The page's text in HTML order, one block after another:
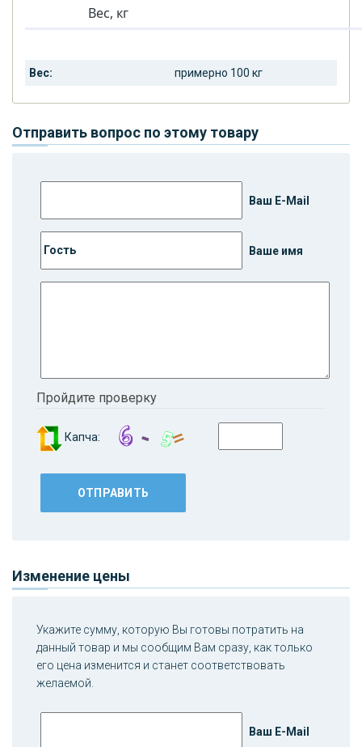
Вес, кг
Вес: примерно 100 кг
Отправить вопрос по этому товару
Ваш E-Mail
Ваше имя
Пройдите проверку
Капча:
Изменение цены
Укажите сумму, которую Вы готовы потратить на
данный товар и мы сообщим Вам сразу, как только
его цена изменится и станет соответствовать
желаемой.
Ваш E-Mail